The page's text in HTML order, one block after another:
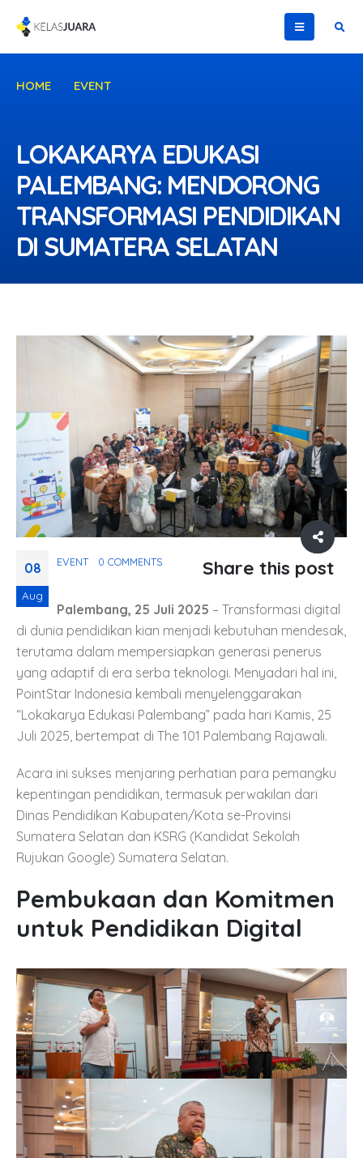
HOME
EVENT
LOKAKARYA EDUKASI
PALEMBANG: MENDORONG
TRANSFORMASI PENDIDIKAN
DI SUMATERA SELATAN
Share this post
08
Aug
EVENT 0 COMMENTS
Palembang, 25 Juli 2025 – Transformasi digital
di dunia pendidikan kian menjadi kebutuhan mendesak,
terutama dalam mempersiapkan generasi penerus
yang adaptif di era serba teknologi. Menyadari hal ini,
PointStar Indonesia kembali menyelenggarakan
“Lokakarya Edukasi Palembang” pada hari Kamis, 25
Juli 2025, bertempat di The 101 Palembang Rajawali.
Acara ini sukses menjaring perhatian para pemangku
kepentingan pendidikan, termasuk perwakilan dari
Dinas Pendidikan Kabupaten/Kota se-Provinsi
Sumatera Selatan dan KSRG (Kandidat Sekolah
Rujukan Google) Sumatera Selatan.
Pembukaan dan Komitmen
untuk Pendidikan Digital